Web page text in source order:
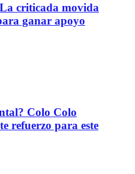
La criticada movida
ganar apoyo
Colo Colo
refuerzo para este